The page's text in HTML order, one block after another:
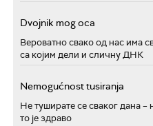
Dvojnik mog oca
Вероватно свако од нас има
са којим дели и сличну ДНК
Nemogućnost tusiranja
Не туширате се сваког дана –
то је здраво